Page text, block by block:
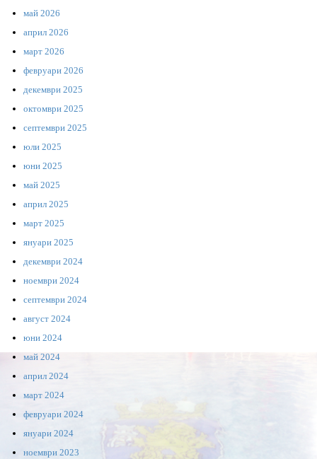
май 2026
април 2026
март 2026
февруари 2026
декември 2025
октомври 2025
септември 2025
юли 2025
юни 2025
май 2025
април 2025
март 2025
януари 2025
декември 2024
ноември 2024
септември 2024
август 2024
юни 2024
май 2024
април 2024
март 2024
февруари 2024
януари 2024
ноември 2023